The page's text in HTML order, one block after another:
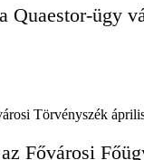
ügy
Törvényszék
Fővárosi